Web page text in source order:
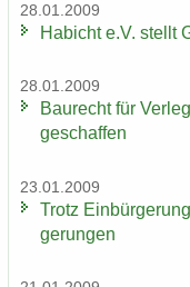
28.01.2009
Ha­bicht e.V. stellt
28.01.2009
Bau­recht für
ge­schaf­fen
23.01.2009
Trotz
ge­run­gen